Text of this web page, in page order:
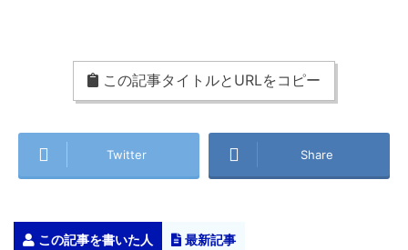
この記事タイトルとURLをコピー
Twitter Share
この記事を書いた人 最新記事